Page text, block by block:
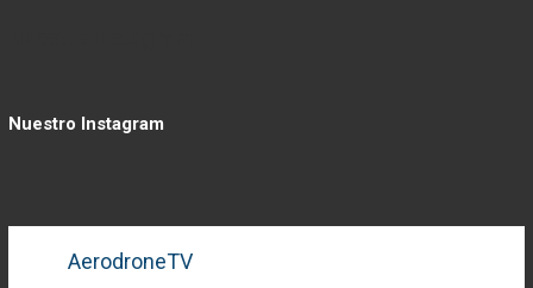
Nuestro Instagram
AerodroneTV